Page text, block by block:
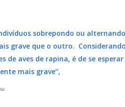
sobrepondo ou
grave que o outro.
aves de rapina, é de se
mais grave”,